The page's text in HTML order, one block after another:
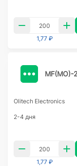
1,77 ₽
MF(MO)-
Olitech Electronics
2-4 дня
1,77 ₽